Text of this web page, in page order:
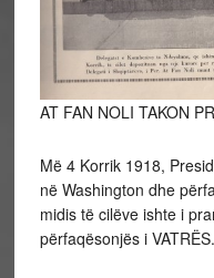
AT FAN NOLI TAKON
Më 4 Korrik 1918,
në Washington dhe
midis të cilëve ishte i
përfaqësonjës i VATRËS.